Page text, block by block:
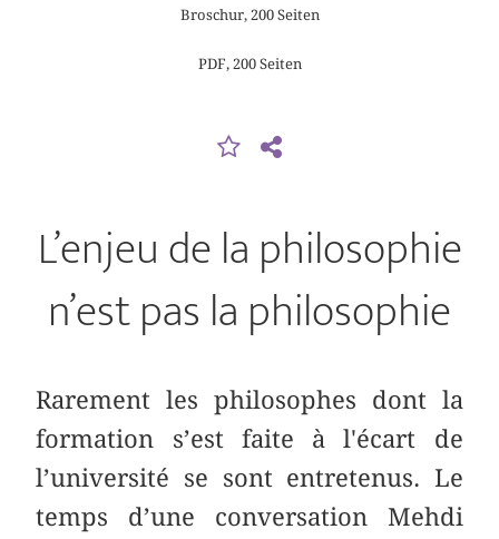
Broschur, 200 Seiten
PDF, 200 Seiten
L’enjeu de la philosophie
n’est pas la philosophie
Rarement les philosophes dont la
formation s’est faite à l'écart de
l’université se sont entretenus. Le
temps d’une conversation Mehdi